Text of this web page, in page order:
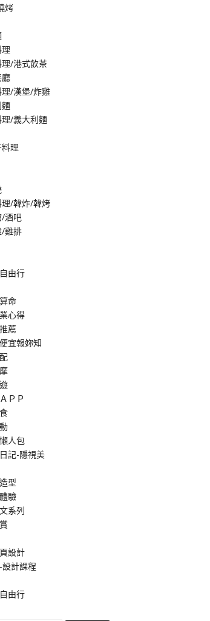
烤
/港式飲茶
/漢堡/炸雞
/義大利麵
理
/韓炸/韓烤
/酒吧
/雞排
由行
命
心得
薦
宜報妳知
ＰＰ
人包
記-隱視美
型
驗
系列
設計
計課程
由行